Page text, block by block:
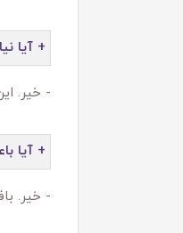
+ آیا
- خیر.
+ آیا
- خیر.